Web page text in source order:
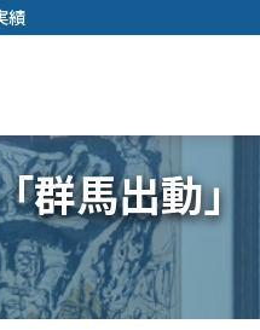
績
群馬出動」